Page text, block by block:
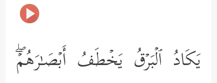
یَكَادُ ٱلۡبَرۡقُ یَخۡطَفُ أَبۡصَـٰرَهُمۡۖ